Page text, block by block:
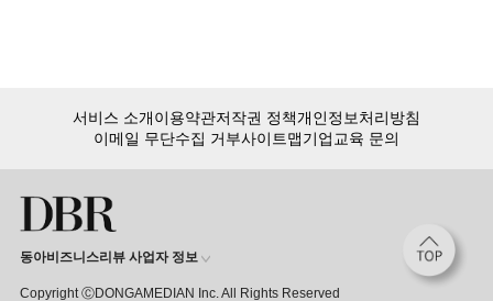
서비스 소개이용약관저작권 정책개인정보처리방침
이메일 무단수집 거부사이트맵기업교육 문의
동아비즈니스리뷰 사업자 정보
Copyright ⒸDONGAMEDIAN Inc. All Rights Reserved